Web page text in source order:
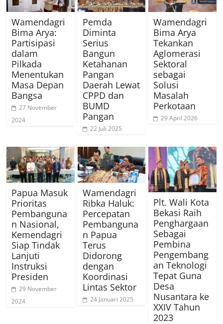
Wamendagri
Bima Arya:
Partisipasi
dalam
Pilkada
Menentukan
Masa Depan
Bangsa
27 November
2024
Pemda
Diminta
Serius
Bangun
Ketahanan
Pangan
Daerah Lewat
CPPD dan
BUMD
Pangan
22 Juli 2025
Wamendagri
Bima Arya
Tekankan
Aglomerasi
Sektoral
sebagai
Solusi
Masalah
Perkotaan
29 April 2026
Papua Masuk
Prioritas
Pembanguna
n Nasional,
Kemendagri
Siap Tindak
Lanjuti
Instruksi
Presiden
29 November
2024
Wamendagri
Ribka Haluk:
Percepatan
Pembanguna
n Papua
Terus
Didorong
dengan
Koordinasi
Lintas Sektor
24 Januari 2025
Plt. Wali Kota
Bekasi Raih
Penghargaan
Sebagai
Pembina
Pengembang
an Teknologi
Tepat Guna
Desa
Nusantara ke
XXIV Tahun
2023